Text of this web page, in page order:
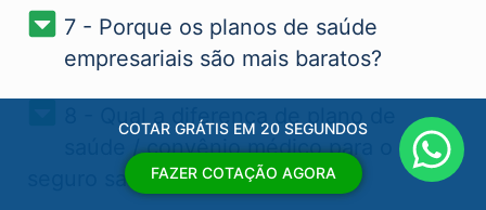
7 - Porque os planos de saúde
empresariais são mais baratos?
8 - Qual a diferença de plano de
saúde / convênio médico para o
seguro saúde Colniza MT​ ?
COTAR GRÁTIS EM 20 SEGUNDOS
FAZER COTAÇÃO AGORA